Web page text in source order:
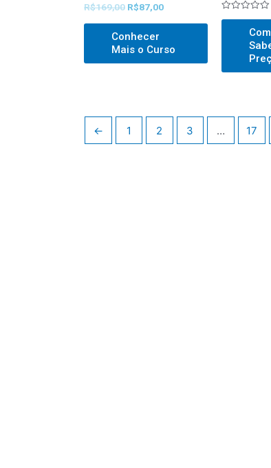
Avaliado
out
R$169,00 R$87,00
Conhecer
Mais o Curso
Avaliado
← 1 2 3 … 17